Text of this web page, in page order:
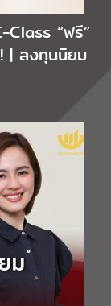
Class “ฟรี”
| ลงทุนนิยม